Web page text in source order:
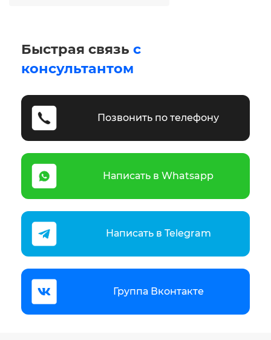
Быстрая связь с
консультантом
Позвонить по телефону
Написать в Whatsapp
Написать в Telegram
Группа Вконтакте